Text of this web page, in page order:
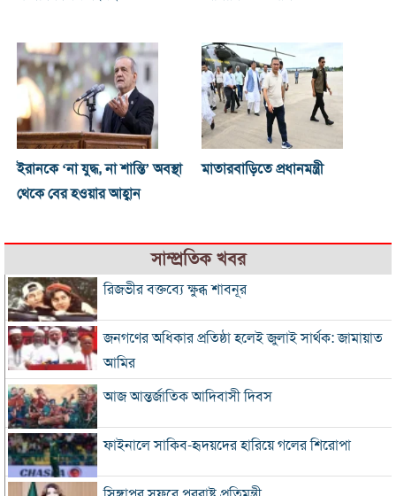
ইরানকে ‘না যুদ্ধ, না শান্তি’ অবস্থা
থেকে বের হওয়ার আহ্বান
মাতারবাড়িতে প্রধানমন্ত্রী
সাম্প্রতিক খবর
রিজভীর বক্তব্যে ক্ষুব্ধ শাবনূর
জনগণের অধিকার প্রতিষ্ঠা হলেই জুলাই সার্থক: জামায়াত
আমির
আজ আন্তর্জাতিক আদিবাসী দিবস
ফাইনালে সাকিব-হৃদয়দের হারিয়ে গলের শিরোপা